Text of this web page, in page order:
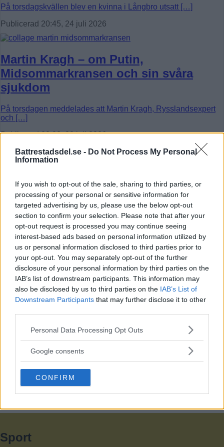
Battrestadsdel.se - Do Not Process My Personal
Information
If you wish to opt-out of the sale, sharing to third parties, or
processing of your personal or sensitive information for
targeted advertising by us, please use the below opt-out
section to confirm your selection. Please note that after your
opt-out request is processed you may continue seeing
interest-based ads based on personal information utilized by
us or personal information disclosed to third parties prior to
your opt-out. You may separately opt-out of the further
disclosure of your personal information by third parties on the
IAB’s list of downstream participants. This information may
also be disclosed by us to third parties on the IAB’s List of
Downstream Participants that may further disclose it to other
Please note that this website/app uses one or more Google
not limited to your visit or usage behaviour. You may click to
use your data for below specified purposes in below Google
consent section.
Personal Data Processing Opt Outs
Google consents
CONFIRM
På torsdagskvällen blev en kvinna i Långbro utsatt […]
Publicerad 20:45, 24 juli 2026
Martin Kragh – om Putin,
Midsommarkransen och sin svåra
sjukdom
På torsdagen meddelades att Martin Kragh, Rysslandsexpert
och […]
Publicerad 22:02, 23 juli 2026
Fler Nyheter »
Åsikter: Debatt - Insändare - Krönikor
Debatt: C: Så förvandlar vi
Strandvägen till en grön oas
DEBATT. Strandvägen är i dag en av Stockholms […]
Publicerad 07:01, 31 juli 2026
Debatt: Tomma lägenheter – inte ett
argument för mer betong
Replik på Debatt: Alla pratar om bostadsbrist – […]
Publicerad 10:21, 29 juli 2026
Fler insändare »
Sport